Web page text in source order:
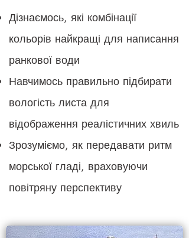
Дізнаємось, які комбінації
кольорів найкращі для написання
ранкової води
Навчимось правильно підбирати
вологість листа для
відображення реалістичних хвиль
Зрозуміємо, як передавати ритм
морської гладі, враховуючи
повітряну перспективу